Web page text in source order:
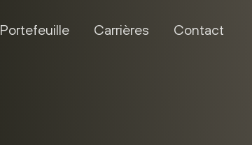
Portefeuille Carrières Contact